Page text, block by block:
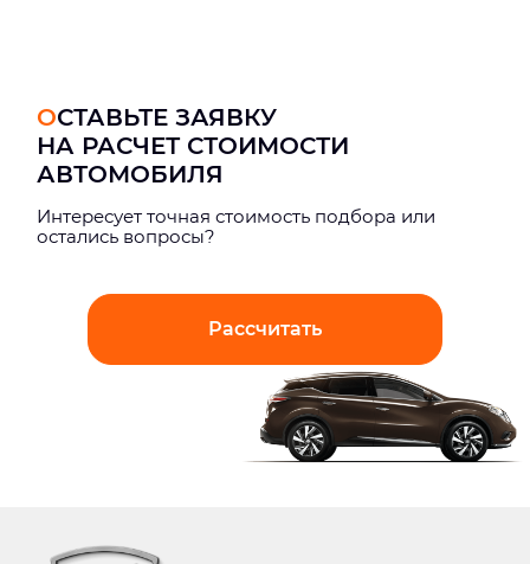
ОСТАВЬТЕ ЗАЯВКУ
НА РАСЧЕТ СТОИМОСТИ
АВТОМОБИЛЯ
Интерeсует точная стоимость подбора или
остались вопросы?
Рассчитать